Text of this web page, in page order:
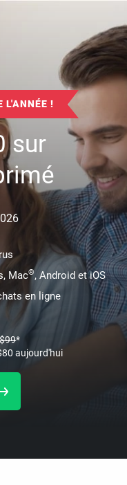
L'ANNÉE !
sur
Mac®, Android et iOS
en ligne
$99*
80 aujourd'hui